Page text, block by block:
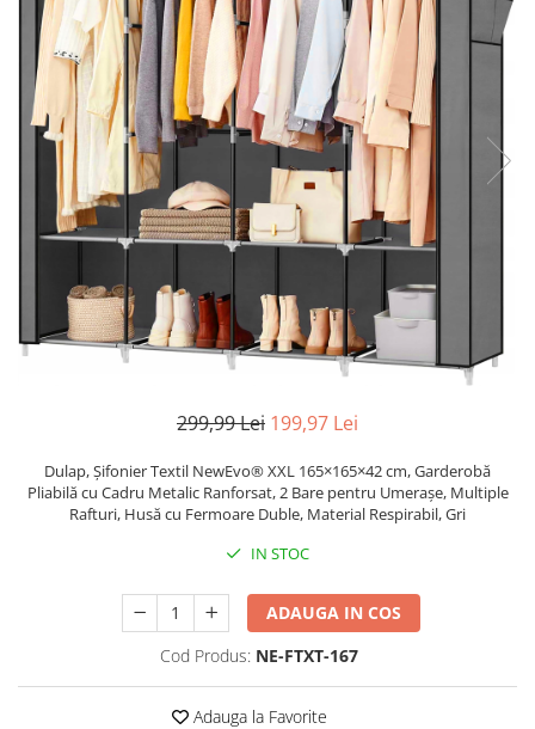
Pistoale de lipit
Termometre bucatarie
Tigai si Seturi
Unelte si aparate de masura
Uscatoare Rufe
Veioze si Lampi
Vopsele si Pigmenti
Perii de par electrice
Uscatoare de par
299,99 Lei 199,97 Lei
Dulap, Șifonier Textil NewEvo® XXL 165×165×42 cm, Garderobă
Pliabilă cu Cadru Metalic Ranforsat, 2 Bare pentru Umerașe, Multiple
Rafturi, Husă cu Fermoare Duble, Material Respirabil, Gri
IN STOC
ADAUGA IN COS
Cod Produs: NE-FTXT-167
Adauga la Favorite